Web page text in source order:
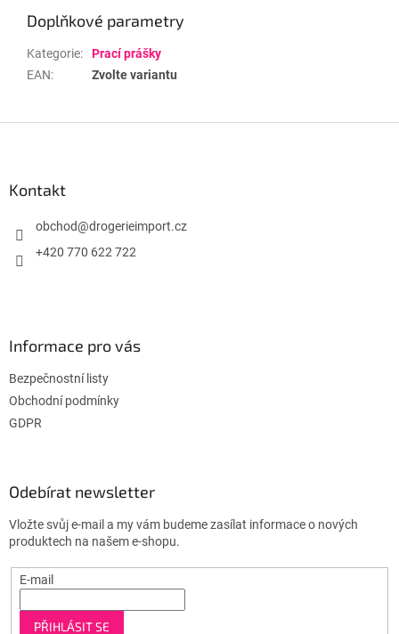
Doplňkové parametry
Kategorie:
Prací prášky
EAN: Zvolte variantu
Kontakt
obchod@drogerieimport.cz
+420 770 622 722
Informace pro vás
Bezpečnostní listy
Obchodní podmínky
GDPR
Odebírat newsletter
Vložte svůj e-mail a my vám budeme zasílat informace o nových
produktech na našem e-shopu.
E-mail
PŘIHLÁSIT SE